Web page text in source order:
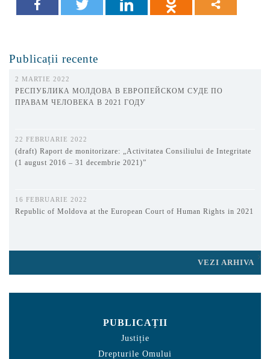
Publicații recente
2 MARTIE 2022
РЕСПУБЛИКА МОЛДОВА В ЕВРОПЕЙСКОМ СУДЕ ПО
ПРАВАМ ЧЕЛОВЕКА В 2021 ГОДУ
22 FEBRUARIE 2022
(draft) Raport de monitorizare: „Activitatea Consiliului de Integritate
(1 august 2016 – 31 decembrie 2021)”
16 FEBRUARIE 2022
Republic of Moldova at the European Court of Human Rights in 2021
VEZI ARHIVA
PUBLICAȚII
Justiție
Drepturile Omului